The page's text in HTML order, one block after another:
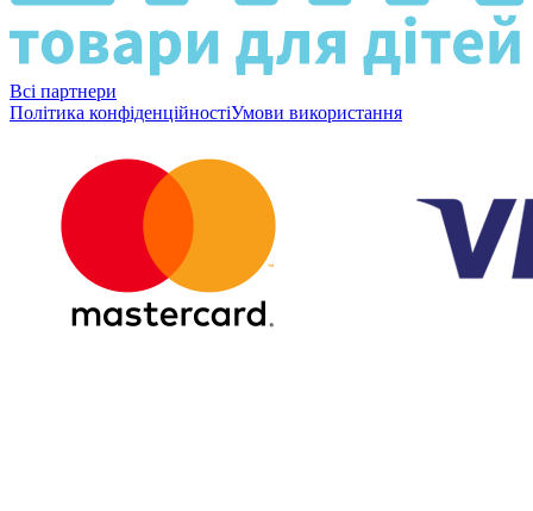
Всі партнери
Політика конфіденційностіУмови використання